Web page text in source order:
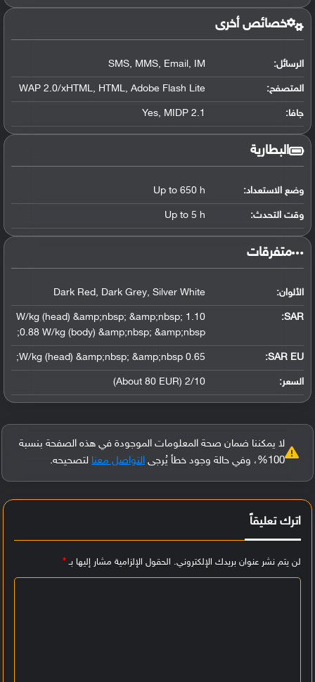
خصائص أخرى
الرسائل: SMS, MMS, Email, IM
المتصفح: WAP 2.0/xHTML, HTML, Adobe Flash Lite
جافا: Yes, MIDP 2.1
البطارية
وضع الاستعداد: Up to 650 h
وقت التحدث: Up to 5 h
‏متفرقات‏
الألوان: Dark Red, Dark Grey, Silver White
SAR
:
1.10 W/kg (head) &amp;nbsp; &amp;nbsp;
0.88 W/kg (body) &amp;nbsp; &amp;nbsp;
SAR EU:
0.65 W/kg (head) &amp;nbsp; &amp;nbsp;
السعر: 2/10 (About 80 EUR)
لا يمكننا ضمان صحة المعلومات الموجودة في هذه الصفحة بنسبة
100%، وفي حالة وجود خطأ يُرجى
التواصل معنا لتصحيحه.
اترك تعليقاً
لن يتم نشر عنوان بريدك الإلكتروني. الحقول الإلزامية مشار إليها بـ*